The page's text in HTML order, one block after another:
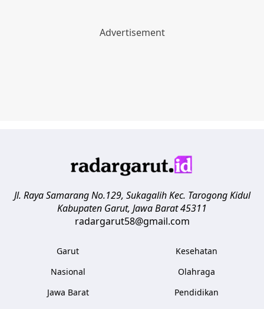
Jl. Raya Samarang No.129, Sukagalih Kec. Tarogong Kidul
Kabupaten Garut, Jawa Barat45311
radargarut58@gmail.com
Garut
Nasional
Jawa Barat
Kesehatan
Olahraga
Pendidikan